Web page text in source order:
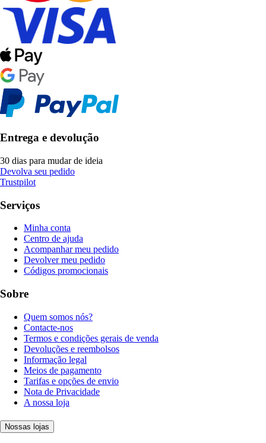
Entrega e devolução
30 dias para mudar de ideia
Devolva seu pedido
Trustpilot
Serviços
Minha conta
Centro de ajuda
Acompanhar meu pedido
Devolver meu pedido
Códigos promocionais
Sobre
Quem somos nós?
Contacte-nos
Termos e condições gerais de venda
Devoluções e reembolsos
Informação legal
Meios de pagamento
Tarifas e opções de envio
Nota de Privacidade
A nossa loja
Nossas lojas